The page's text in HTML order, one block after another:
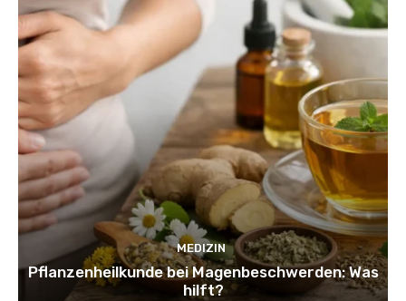
MEDIZIN
Pflanzenheilkunde bei Magenbeschwerden: Was
hilft?